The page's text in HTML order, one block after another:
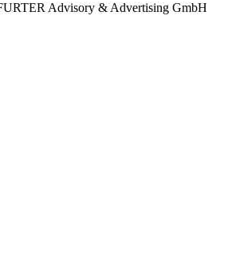
Advisory & Advertising GmbH